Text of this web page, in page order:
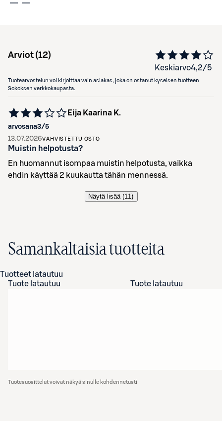
Arviot (12)
Keskiarvo4,2/5
Tuotearvostelun voi kirjoittaa vain asiakas, joka on ostanut kyseisen tuotteen
Sokoksen verkkokaupasta.
arvosana3/5
Eija Kaarina K.
13.07.2026VAHVISTETTU OSTO
Muistin helpotusta?
En huomannut isompaa muistin helpotusta, vaikka
ehdin käyttää 2 kuukautta tähän mennessä.
Näytä lisää (11)
Samankaltaisia tuotteita
Tuotteet latautuu
Tuote latautuu
Tuote latautuu
Tuotesuosittelut voivat näkyä sinulle kohdennetusti